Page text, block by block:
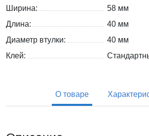
Ширина:
58 мм
Длина:
40 мм
Диаметр втулки:
40 мм
Клей:
О товаре